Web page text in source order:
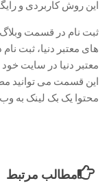
این روش کاربردی و
ثبت نام در قسمت
های معتبر دنیا، ثبت
معتبر دنیا در سایت
این قسمت می توانید
محتوا یک بک لینک به
مطالب مرتبط